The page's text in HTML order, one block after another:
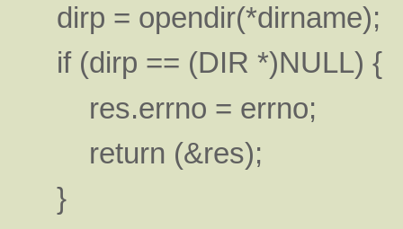
dirp = opendir(*dirname);
if (dirp == (DIR *)NULL) {
res.errno = errno;
return (&res);
}